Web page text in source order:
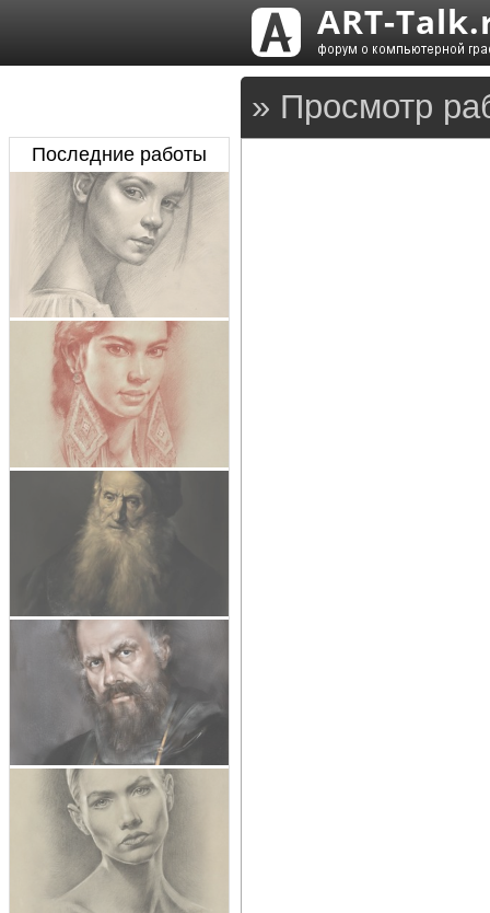
» Просмотр
Последние работы